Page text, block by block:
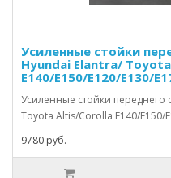
Усиленные стойки
Hyundai Elantra/
E140/E150/E120/E130/
Усиленные стойки переднего
Toyota Altis/Corolla E140/E150/
9780 руб.